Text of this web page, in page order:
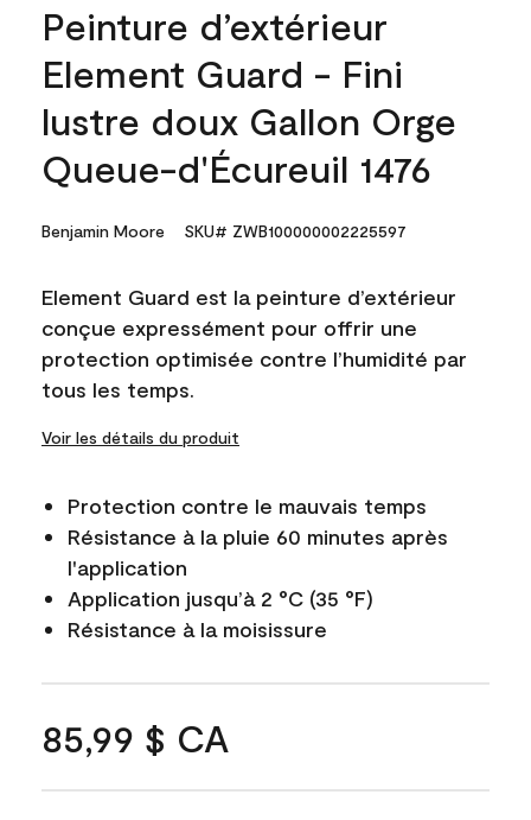
Peinture d’extérieur
Element Guard - Fini
lustre doux Gallon Orge
Queue-d'Écureuil 1476
Benjamin Moore SKU# ZWB100000002225597
Element Guard est la peinture d’extérieur
conçue expressément pour offrir une
protection optimisée contre l’humidité par
tous les temps.
Voir les détails du produit
Protection contre le mauvais temps
Résistance à la pluie 60 minutes après
l'application
Application jusqu’à 2 °C (35 °F)
Résistance à la moisissure
85,99 $ CA